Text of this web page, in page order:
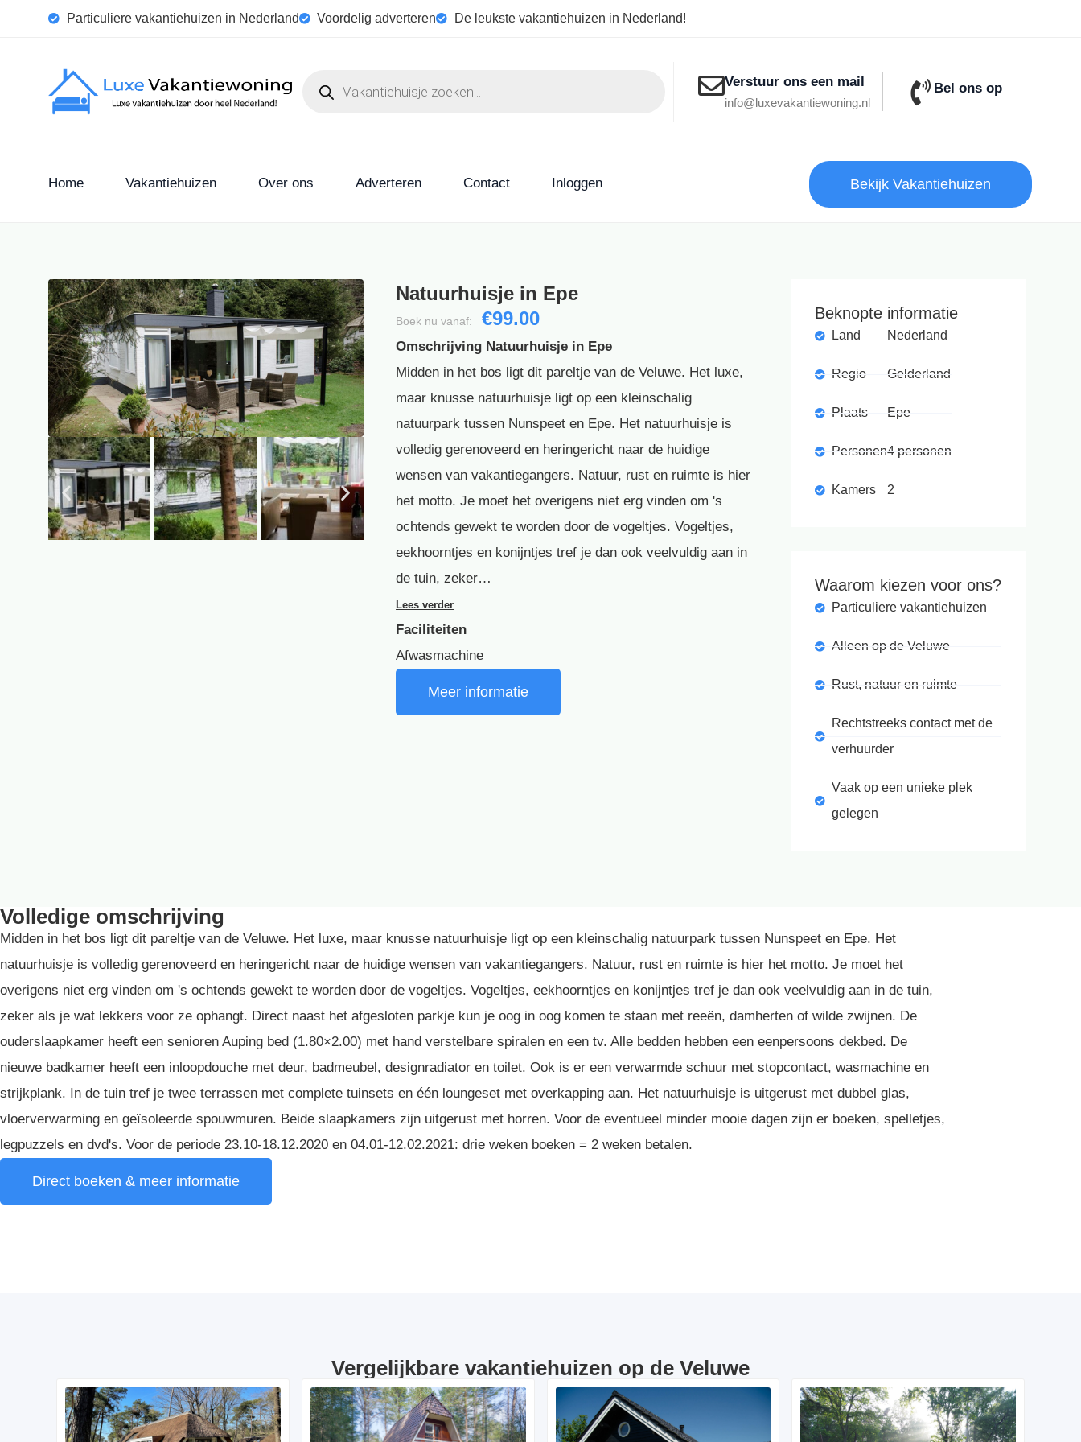
Particuliere vakantiehuizen in Nederland Voordelig adverteren De leukste vakantiehuizen in Nederland!
Verstuur ons een mail
info@luxevakantiewoning.nl
Bel ons op
Home Vakantiehuizen Over ons Adverteren Contact Inloggen Bekijk Vakantiehuizen
Natuurhuisje in Epe
Boek nu vanaf: €99.00
Omschrijving Natuurhuisje in Epe
Midden in het bos ligt dit pareltje van de Veluwe. Het luxe,
maar knusse natuurhuisje ligt op een kleinschalig
natuurpark tussen Nunspeet en Epe. Het natuurhuisje is
volledig gerenoveerd en heringericht naar de huidige
wensen van vakantiegangers. Natuur, rust en ruimte is hier
het motto. Je moet het overigens niet erg vinden om 's
ochtends gewekt te worden door de vogeltjes. Vogeltjes,
eekhoorntjes en konijntjes tref je dan ook veelvuldig aan in
de tuin, zeker…
Lees verder
Faciliteiten
Afwasmachine
Meer informatie
Beknopte informatie
Land
Regio
Plaats
Personen
Kamers
Nederland
Gelderland
Epe
4 personen
2
Waarom kiezen voor ons?
Particuliere vakantiehuizen
Alleen op de Veluwe
Rust, natuur en ruimte
Rechtstreeks contact met de
verhuurder
Vaak op een unieke plek
gelegen
Volledige omschrijving
Midden in het bos ligt dit pareltje van de Veluwe. Het luxe, maar knusse natuurhuisje ligt op een kleinschalig natuurpark tussen Nunspeet en Epe. Het
natuurhuisje is volledig gerenoveerd en heringericht naar de huidige wensen van vakantiegangers. Natuur, rust en ruimte is hier het motto. Je moet het
overigens niet erg vinden om 's ochtends gewekt te worden door de vogeltjes. Vogeltjes, eekhoorntjes en konijntjes tref je dan ook veelvuldig aan in de tuin,
zeker als je wat lekkers voor ze ophangt. Direct naast het afgesloten parkje kun je oog in oog komen te staan met reeën, damherten of wilde zwijnen. De
ouderslaapkamer heeft een senioren Auping bed (1.80×2.00) met hand verstelbare spiralen en een tv. Alle bedden hebben een eenpersoons dekbed. De
nieuwe badkamer heeft een inloopdouche met deur, badmeubel, designradiator en toilet. Ook is er een verwarmde schuur met stopcontact, wasmachine en
strijkplank. In de tuin tref je twee terrassen met complete tuinsets en één loungeset met overkapping aan. Het natuurhuisje is uitgerust met dubbel glas,
vloerverwarming en geïsoleerde spouwmuren. Beide slaapkamers zijn uitgerust met horren. Voor de eventueel minder mooie dagen zijn er boeken, spelletjes,
legpuzzels en dvd's. Voor de periode 23.10-18.12.2020 en 04.01-12.02.2021: drie weken boeken = 2 weken betalen.
Direct boeken & meer informatie
Vergelijkbare vakantiehuizen op de Veluwe